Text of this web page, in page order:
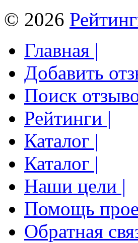
© 2026
Главная |
Добавить
Поиск
Рейтинги |
Каталог |
Каталог |
Наши цели |
Помощь
Обратная